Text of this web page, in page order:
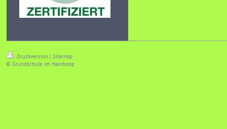
Druckversion | Sitemap
© Grundschule im Hainhoop